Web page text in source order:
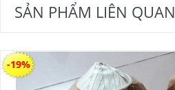
SẢN PHẨM LIÊN QUAN
-19%